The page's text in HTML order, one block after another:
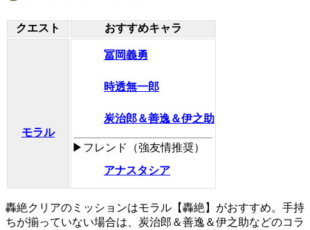
クエスト おすすめキャラ
モラル
冨岡義勇
時透無一郎
炭治郎＆善逸＆伊之助
▶フレンド（強友情推奨）
アナスタシア
轟絶クリアのミッションはモラル【轟絶】がおすすめ。手持
ちが揃っていない場合は、炭治郎＆善逸＆伊之助などのコラ